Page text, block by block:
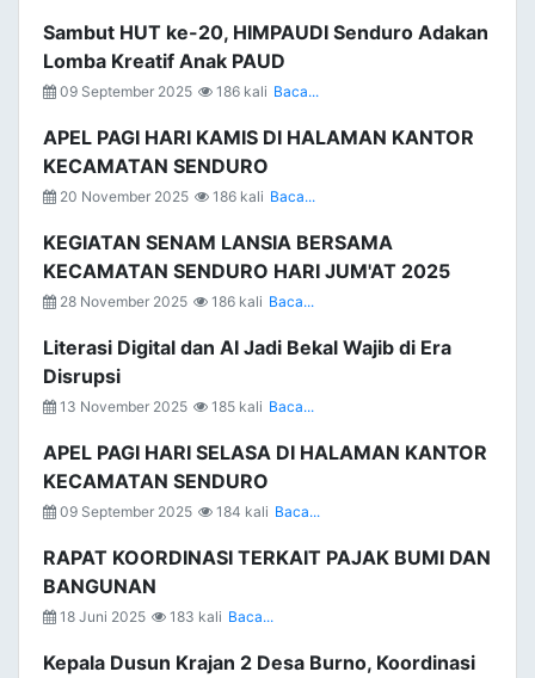
Sambut HUT ke-20, HIMPAUDI Senduro Adakan
Lomba Kreatif Anak PAUD
09 September 2025 186 kali Baca...
APEL PAGI HARI KAMIS DI HALAMAN KANTOR
KECAMATAN SENDURO
20 November 2025 186 kali Baca...
KEGIATAN SENAM LANSIA BERSAMA
KECAMATAN SENDURO HARI JUM'AT 2025
28 November 2025 186 kali Baca...
Literasi Digital dan AI Jadi Bekal Wajib di Era
Disrupsi
13 November 2025 185 kali Baca...
APEL PAGI HARI SELASA DI HALAMAN KANTOR
KECAMATAN SENDURO
09 September 2025 184 kali Baca...
RAPAT KOORDINASI TERKAIT PAJAK BUMI DAN
BANGUNAN
18 Juni 2025 183 kali Baca...
Kepala Dusun Krajan 2 Desa Burno, Koordinasi